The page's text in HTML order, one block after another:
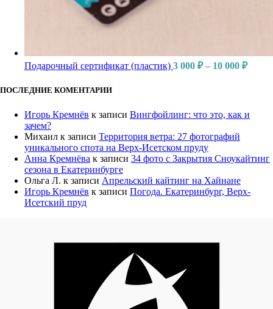
Подарочный сертификат (пластик) 3 000 ₽ – 10 000 ₽
ПОСЛЕДНИЕ КОМЕНТАРИИ
Игорь Кремнёв к записи Вингфойлинг: что это, как и
зачем?
Михаил к записи Территория ветра: 27 фотографий
уникального спота на Верх-Исетском пруду
Анна Кремнёва к записи 34 фото с Закрытия Сноукайтинг
сезона в Екатеринбурге
Ольга Л. к записи Апрельский кайтинг на Хайнане
Игорь Кремнёв к записи Погода. Екатеринбург, Верх-
Исетский пруд